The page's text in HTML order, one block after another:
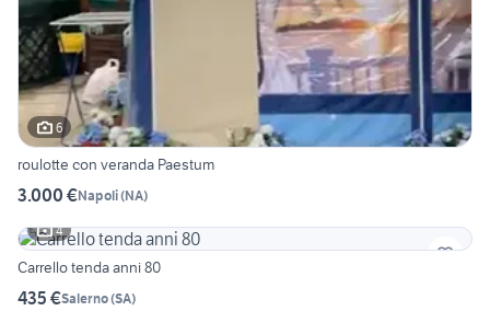
6
roulotte con veranda Paestum
3.000 €Napoli(NA)
4
Carrello tenda anni 80
435 €Salerno(SA)